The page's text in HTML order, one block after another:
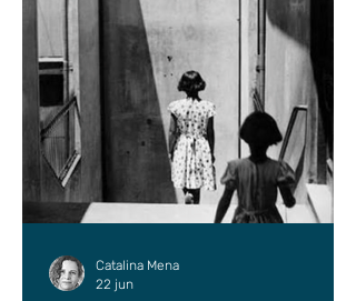
Catalina Mena
22 jun